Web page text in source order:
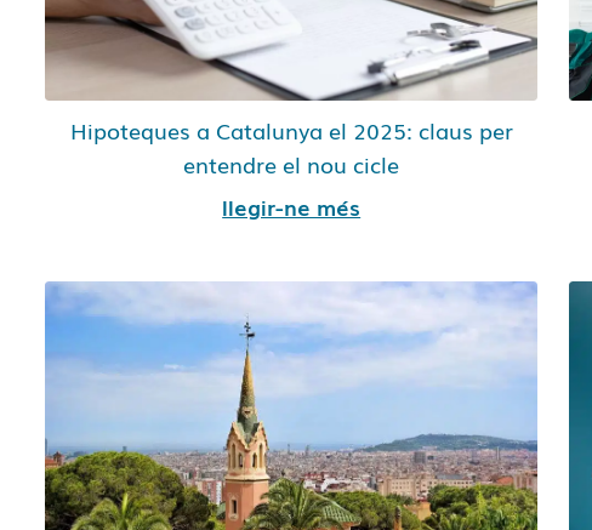
Hipoteques a Catalunya el 2025: claus per
entendre el nou cicle
llegir-ne més